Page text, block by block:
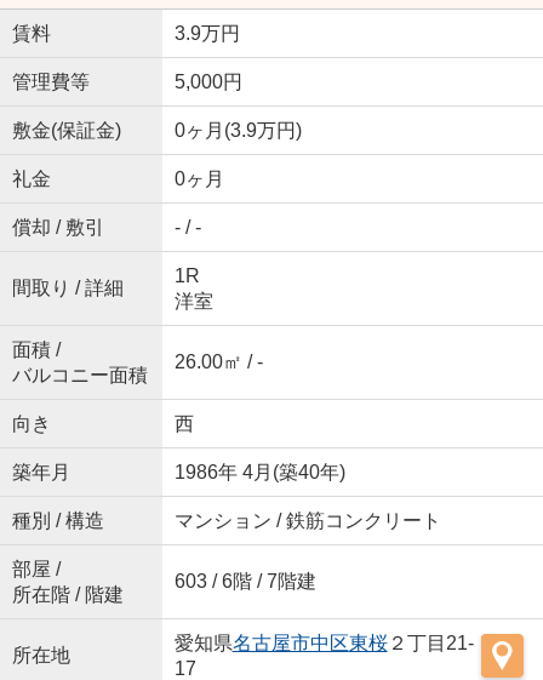
賃料 3.9万円
管理費等 5,000円
敷金(保証金) 0ヶ月(3.9万円)
礼金 0ヶ月
償却 / 敷引 - / -
間取り / 詳細
1R
洋室
面積 /
バルコニー面積
26.00㎡ / -
向き 西
築年月 1986年 4月(築40年)
種別 / 構造 マンション / 鉄筋コンクリート
部屋 /
所在階 / 階建
603 / 6階 / 7階建
所在地
愛知県名古屋市中区東桜２丁目21-
17